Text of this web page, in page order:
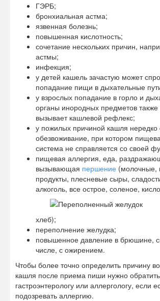
ГЭРБ;
бронхиальная астма;
язвенная болезнь;
повышенная кислотность;
сочетание нескольких причин,
астмы;
инфекция;
у детей кашель зачастую может
попадание пищи в дыхательные
у взрослых попадание в горло и
органы инородных предметов также
вызывает кашлевой рефлекс;
у пожилых причиной кашля нередко
обезвоживание, при котором
система не справляется со своей
пищевая аллергия, еда,
вызывающая першение (молочные,
продукты, плесневые сыры,
алкоголь, все острое, соленое,
хлеб);
переполнение желудка;
повышенное давление в брюшине,
числе, с ожирением.
Чтобы более точно определить причину
кашля после приема пиши нужно
гастроэнтерологу или аллергологу, если
подозревать аллергию.